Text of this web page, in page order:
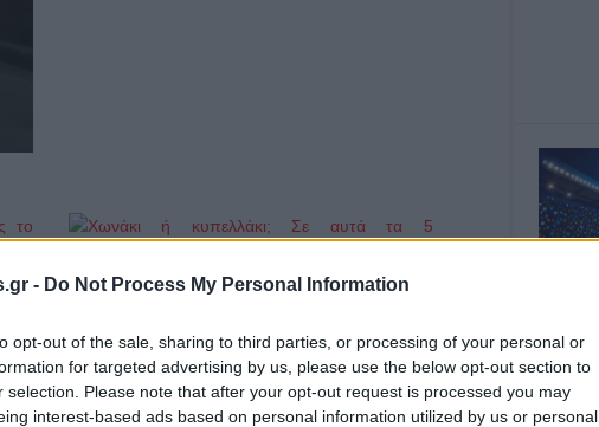
- Do Not Process My Personal Information
opt-out of the sale, sharing to third parties, or processing of your personal or
for targeted advertising by us, please use the below opt-out section to
selection. Please note that after your opt-out request is processed you may
interest-based ads based on personal information utilized by us or personal
είναι…και τα δύο!